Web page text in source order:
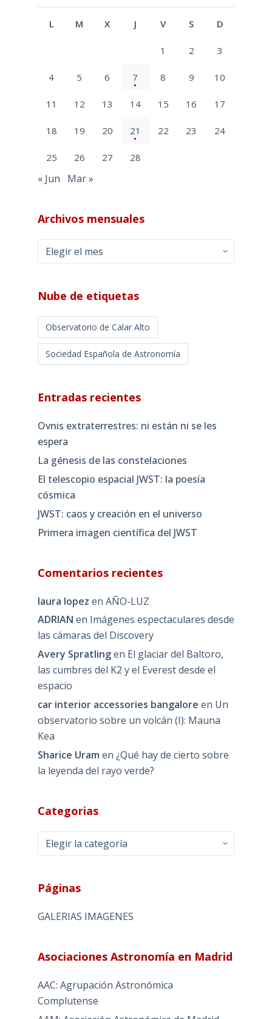
L M X J V S D
1 2 3
4 5 6 7 8 9 10
11 12 13 14 15 16 17
18 19 20 21 22 23 24
25 26 27 28
« Jun Mar »
Archivos mensuales
Archivos
mensuales
Nube de etiquetas
Observatorio de Calar Alto
Sociedad Española de Astronomía
Entradas recientes
Ovnis extraterrestres: ni están ni se les
espera
La génesis de las constelaciones
El telescopio espacial JWST: la poesía
cósmica
JWST: caos y creación en el universo
Primera imagen científica del JWST
Comentarios recientes
laura lopez en AÑO-LUZ
ADRIAN en Imágenes espectaculares desde
las cámaras del Discovery
Avery Spratlingen El glaciar del Baltoro,
las cumbres del K2 y el Everest desde el
espacio
car interior accessories bangalore en Un
observatorio sobre un volcán (I): Mauna
Kea
Sharice Uram en ¿Qué hay de cierto sobre
la leyenda del rayo verde?
Categorias
Categorias
Páginas
GALERIAS IMAGENES
Asociaciones Astronomía en Madrid
AAC: Agrupación Astronómica
Complutense